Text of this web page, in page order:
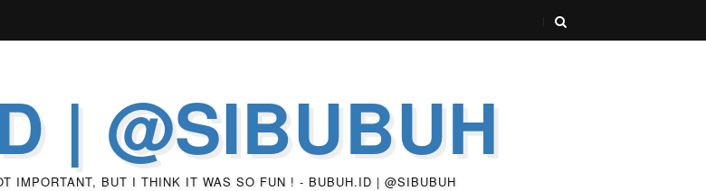
| @SIBUBUH
IMPORTANT, BUT I THINK IT WAS SO FUN ! - BUBUH.ID | @SIBUBUH